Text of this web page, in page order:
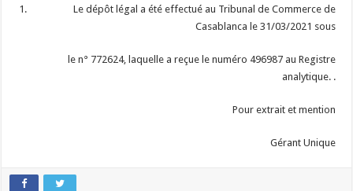
Le dépôt légal a été effectué au Tribunal de Commerce de
Casablanca le 31/03/2021 sous
le n° 772624, laquelle a reçue le numéro 496987 au Registre
analytique. .
Pour extrait et mention
Gérant Unique